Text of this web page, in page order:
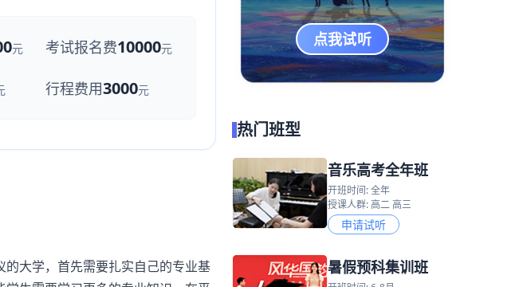
元 考试报名费10000元
行程费用3000元
大学，首先需要扎实自己的专业基
点我试听
热门班型
音乐高考全年班
开班时间: 全年
授课人群: 高二 高三
申请试听
暑假预科集训班